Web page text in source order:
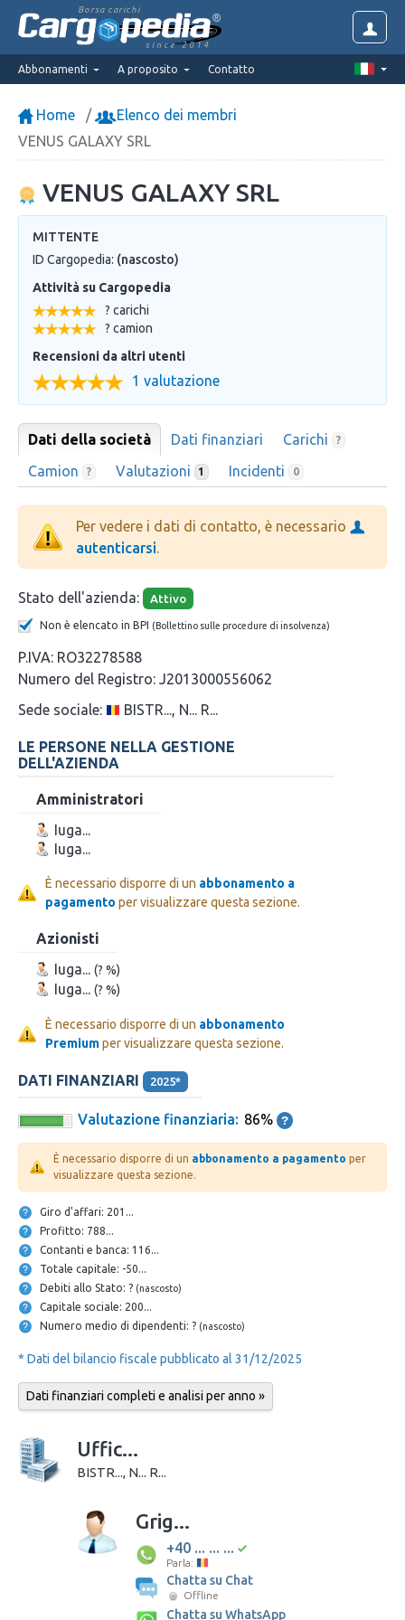
Borsa carichi
since 2014
Abbonamenti A proposito Contatto
Home
Elenco dei membri
VENUS GALAXY SRL
VENUS GALAXY SRL
MITTENTE
ID Cargopedia: (nascosto)
Attività su Cargopedia
? carichi
? camion
Recensioni da altri utenti
1 valutazione
Dati della società Dati finanziari Carichi ?
Camion ? Valutazioni 1 Incidenti 0
Per vedere i dati di contatto, è necessario
autenticarsi
Stato dell'azienda: Attivo
Non è elencato in BPI (Bollettino sulle procedure di insolvenza)
P.IVA: RO32278588
Numero del Registro: J2013000556062
Sede sociale:
BISTR..., N... R...
LE PERSONE NELLA GESTIONE
DELL'AZIENDA
Amministratori
Iuga...
Iuga...
È necessario disporre di un abbonamento a
pagamento per visualizzare questa sezione.
Azionisti
Iuga... (? %)
Iuga... (? %)
È necessario disporre di un abbonamento
Premiumper visualizzare questa sezione.
DATI FINANZIARI 2025*
Valutazione finanziaria: 86%
È necessario disporre di un abbonamento a pagamento per
visualizzare questa sezione.
Giro d'affari: 201...
Profitto: 788...
Contanti e banca: 116...
Totale capitale: -50...
Debiti allo Stato: ? (nascosto)
Capitale sociale: 200...
Numero medio di dipendenti: ? (nascosto)
* Dati del bilancio fiscale pubblicato al 31/12/2025
Dati finanziari completi e analisi per anno »
Uffic...
BISTR..., N... R...
Grig...
+40 ... ... ...
Parla:
Chatta su Chat
Offline
Chatta su WhatsApp